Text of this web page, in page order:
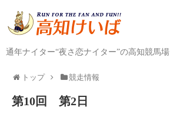
通年ナイター“夜さ恋ナイター”の高知競馬場
トップ 競走情報
第10回 第2日